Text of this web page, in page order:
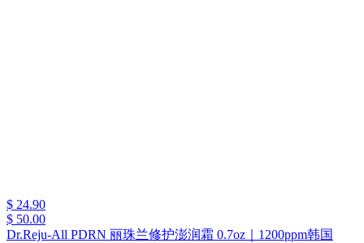
$ 24.90
$ 50.00
Dr.Reju-All PDRN 丽珠兰修护澎润霜 0.7oz｜1200ppm韩国